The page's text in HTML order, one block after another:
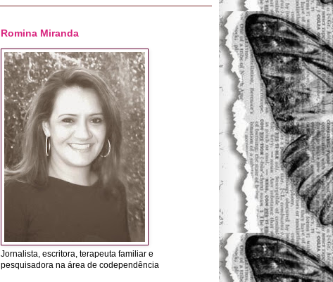
Romina Miranda
Jornalista, escritora, terapeuta familiar e
pesquisadora na área de codependência